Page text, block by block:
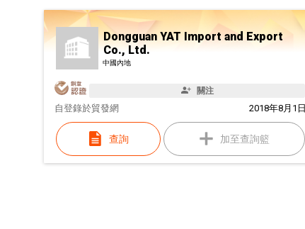
Dongguan YAT Import and Export
Co., Ltd.
中國內地
關注
自 2018年8月1日
登錄於貿發網
查詢 加至查詢籃